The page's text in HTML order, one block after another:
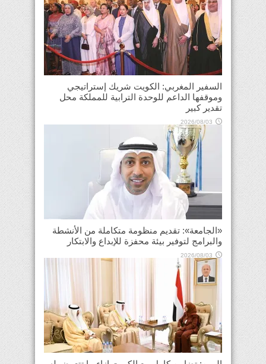
السفير المغربي: الكويت شريك إستراتيجي
وموقفها الداعم للوحدة الترابية للمملكة محل
تقدير كبير
2026/08/03
«الجامعة»: تقديم منظومة متكاملة من الأنشطة
والبرامج لتوفير بيئة محفزة للإبداع والابتكار
2026/08/03